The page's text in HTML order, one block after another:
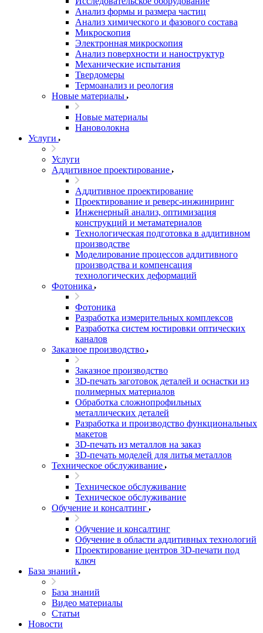
Анализ формы и размера частиц
Анализ химического и фазового состава
Микроскопия
Электронная микроскопия
Анализ поверхности и наноструктур
Механические испытания
Твердомеры
Термоанализ и реология
Новые материалы
Новые материалы
Нановолокна
Услуги
Услуги
Аддитивное проектирование
Аддитивное проектирование
Проектирование и реверс-инжиниринг
Инженерный анализ, оптимизация
конструкций и метаматериалов
Технологическая подготовка в аддитивном
производстве
Моделирование процессов аддитивного
производства и компенсация
технологических деформаций
Фотоника
Фотоника
Разработка измерительных комплексов
Разработка систем юстировки оптических
каналов
Заказное производство
Заказное производство
3D-печать заготовок деталей и оснастки из
полимерных материалов
Обработка сложнопрофильных
металлических деталей
Разработка и производство функциональных
макетов
3D-печать из металлов на заказ
3D-печать моделей для литья металлов
Техническое обслуживание
Техническое обслуживание
Техническое обслуживание
Обучение и консалтинг
Обучение и консалтинг
Обучение в области аддитивных технологий
Проектирование центров 3D-печати под
ключ
База знаний
База знаний
Видео материалы
Статьи
Новости